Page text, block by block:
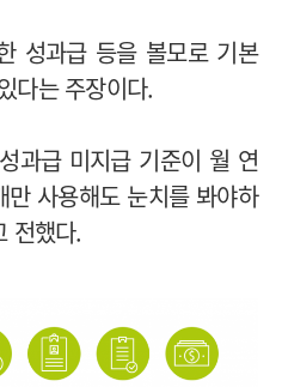
성과급 등을 볼모로 기본
다는 주장이다.
과급 미지급 기준이 월 연
사용해도 눈치를 봐야하
전했다.